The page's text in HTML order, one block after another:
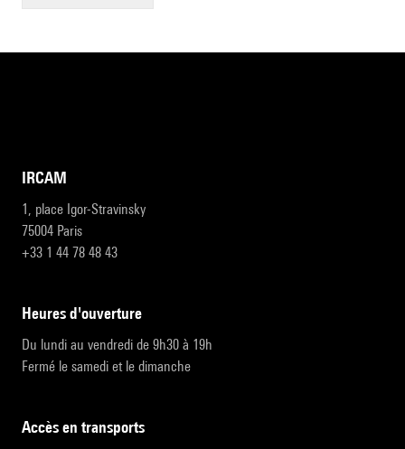
IRCAM
1, place Igor-Stravinsky
75004 Paris
+33 1 44 78 48 43
heures d'ouverture
Du lundi au vendredi de 9h30 à 19h
Fermé le samedi et le dimanche
accès en transports